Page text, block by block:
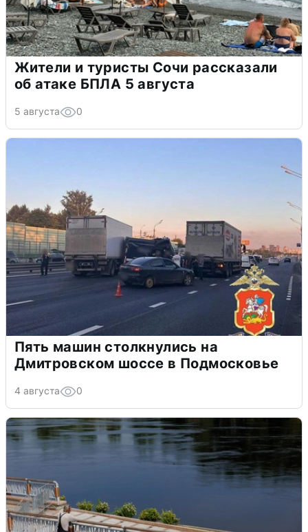
Жители и туристы Сочи рассказали
об атаке БПЛА 5 августа
5 августа 0
Пять машин столкнулись на
Дмитровском шоссе в Подмосковье
4 августа 0